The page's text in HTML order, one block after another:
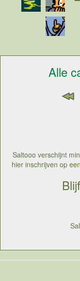
Alle
Saltooo verschijnt
hier inschrijven op